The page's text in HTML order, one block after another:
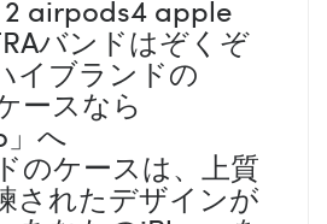
airpods4 apple
バンドはぞくぞ
イブランドの
ースなら
」へ
のケースは、上質
されたデザインが